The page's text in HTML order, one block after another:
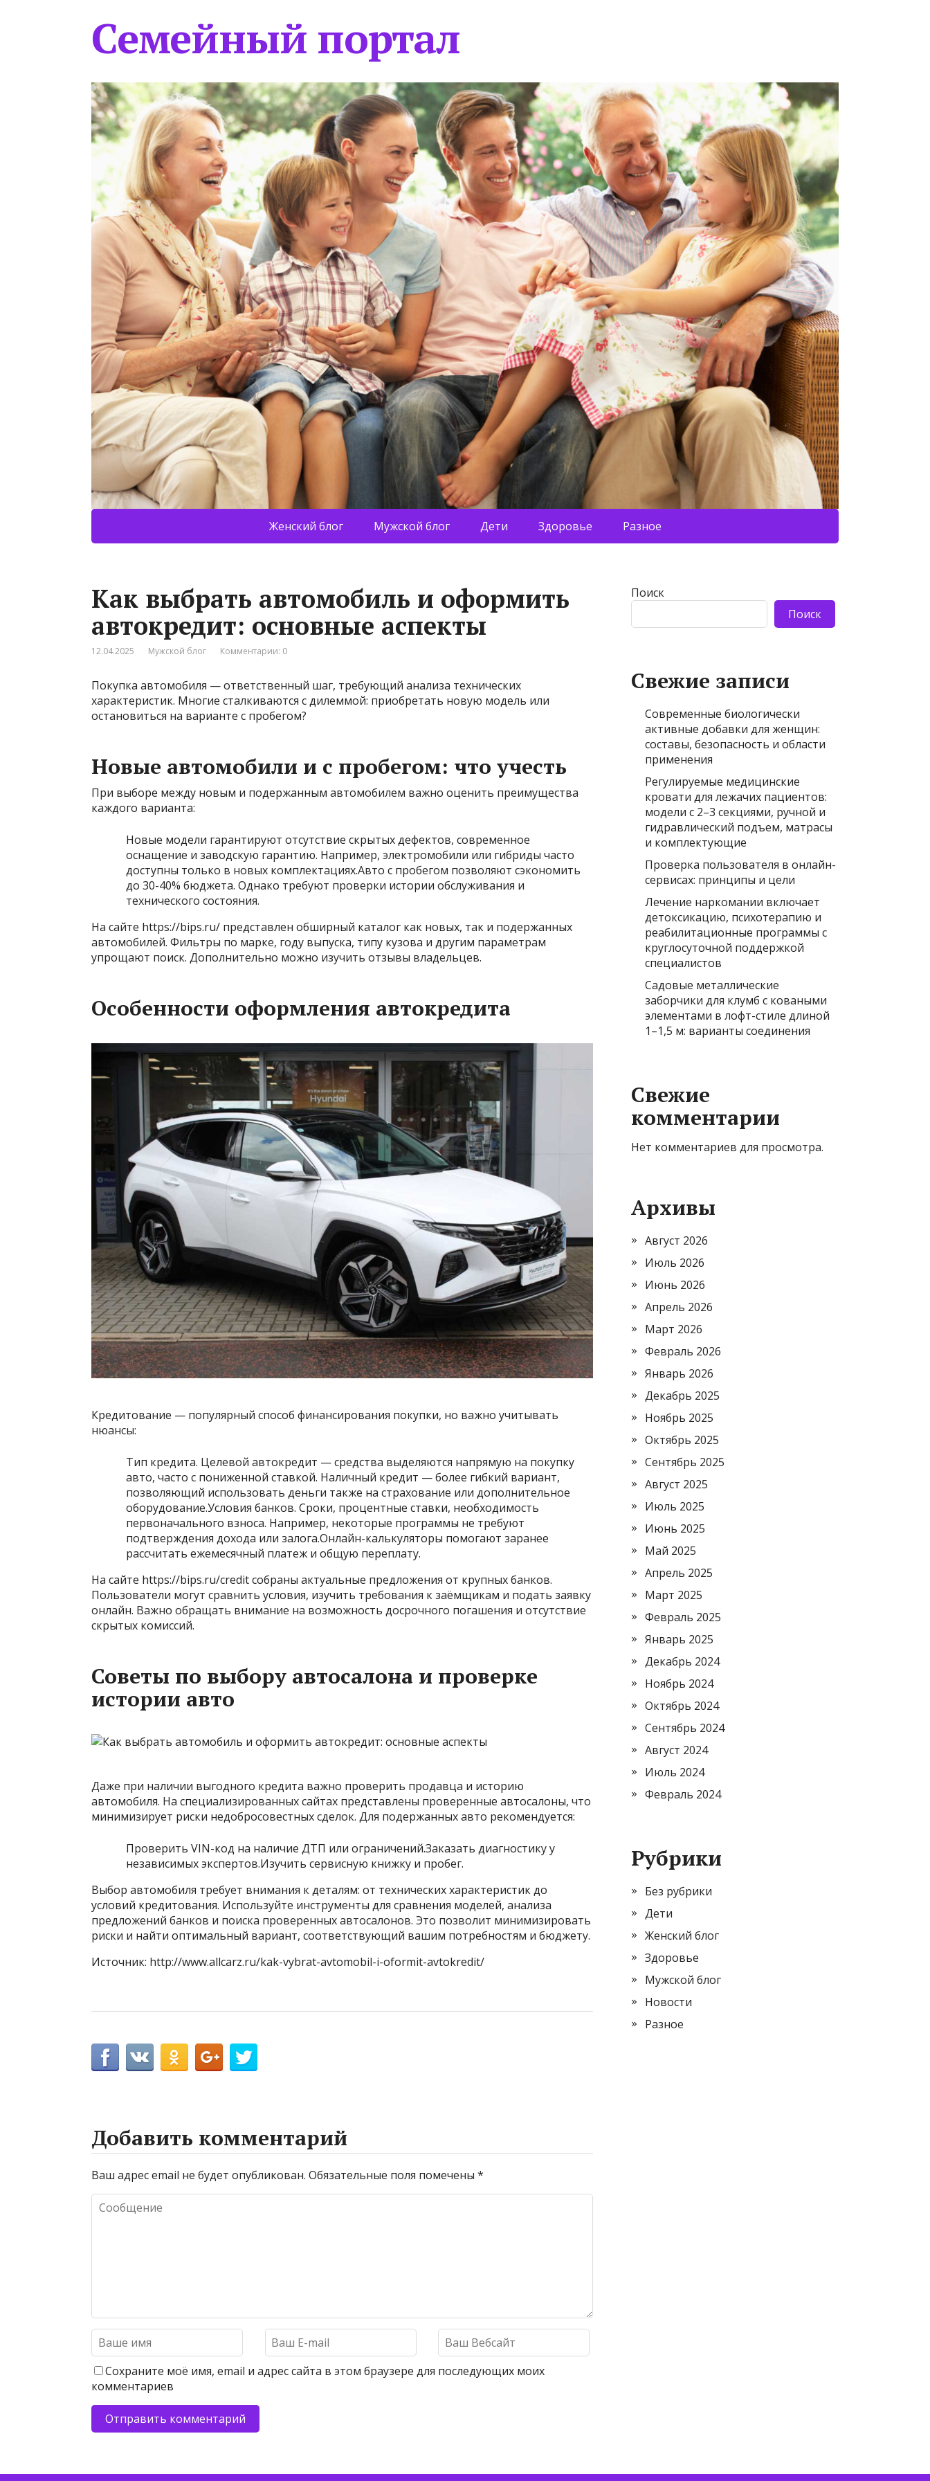
Семейный портал
Женский блог Мужской блог Дети Здоровье Разное
Как выбрать автомобиль и оформить
автокредит: основные аспекты
12.04.2025 Мужской блог Комментарии: 0
Покупка автомобиля — ответственный шаг, требующий анализа технических
характеристик. Многие сталкиваются с дилеммой: приобретать новую модель или
остановиться на варианте с пробегом?
Новые автомобили и с пробегом: что учесть
При выборе между новым и подержанным автомобилем важно оценить преимущества
каждого варианта:
Новые модели гарантируют отсутствие скрытых дефектов, современное
оснащение и заводскую гарантию. Например, электромобили или гибриды часто
доступны только в новых комплектациях.Авто с пробегом позволяют сэкономить
до 30-40% бюджета. Однако требуют проверки истории обслуживания и
технического состояния.
На сайте https://bips.ru/ представлен обширный каталог как новых, так и подержанных
автомобилей. Фильтры по марке, году выпуска, типу кузова и другим параметрам
упрощают поиск. Дополнительно можно изучить отзывы владельцев.
Особенности оформления автокредита
Кредитование — популярный способ финансирования покупки, но важно учитывать
нюансы:
Тип кредита. Целевой автокредит — средства выделяются напрямую на покупку
авто, часто с пониженной ставкой. Наличный кредит — более гибкий вариант,
позволяющий использовать деньги также на страхование или дополнительное
оборудование.Условия банков. Сроки, процентные ставки, необходимость
первоначального взноса. Например, некоторые программы не требуют
подтверждения дохода или залога.Онлайн-калькуляторы помогают заранее
рассчитать ежемесячный платеж и общую переплату.
На сайте https://bips.ru/credit собраны актуальные предложения от крупных банков.
Пользователи могут сравнить условия, изучить требования к заёмщикам и подать заявку
онлайн. Важно обращать внимание на возможность досрочного погашения и отсутствие
скрытых комиссий.
Советы по выбору автосалона и проверке
истории авто
Даже при наличии выгодного кредита важно проверить продавца и историю
автомобиля. На специализированных сайтах представлены проверенные автосалоны, что
минимизирует риски недобросовестных сделок. Для подержанных авто рекомендуется:
Проверить VIN-код на наличие ДТП или ограничений.Заказать диагностику у
независимых экспертов.Изучить сервисную книжку и пробег.
Выбор автомобиля требует внимания к деталям: от технических характеристик до
условий кредитования. Используйте инструменты для сравнения моделей, анализа
предложений банков и поиска проверенных автосалонов. Это позволит минимизировать
риски и найти оптимальный вариант, соответствующий вашим потребностям и бюджету.
Источник: http://www.allcarz.ru/kak-vybrat-avtomobil-i-oformit-avtokredit/
Добавить комментарий
Ваш адрес email не будет опубликован. Обязательные поля помечены *
Сохраните моё имя, email и адрес сайта в этом браузере для последующих моих
комментариев
Поиск
Поиск
Свежие записи
Современные биологически
активные добавки для женщин:
составы, безопасность и области
применения
Регулируемые медицинские
кровати для лежачих пациентов:
модели с 2–3 секциями, ручной и
гидравлический подъем, матрасы
и комплектующие
Проверка пользователя в онлайн-
сервисах: принципы и цели
Лечение наркомании включает
детоксикацию, психотерапию и
реабилитационные программы с
круглосуточной поддержкой
специалистов
Садовые металлические
заборчики для клумб с коваными
элементами в лофт-стиле длиной
1–1,5 м: варианты соединения
Свежие
комментарии
Нет комментариев для просмотра.
Архивы
Август 2026
Июль 2026
Июнь 2026
Апрель 2026
Март 2026
Февраль 2026
Январь 2026
Декабрь 2025
Ноябрь 2025
Октябрь 2025
Сентябрь 2025
Август 2025
Июль 2025
Июнь 2025
Май 2025
Апрель 2025
Март 2025
Февраль 2025
Январь 2025
Декабрь 2024
Ноябрь 2024
Октябрь 2024
Сентябрь 2024
Август 2024
Июль 2024
Февраль 2024
Рубрики
Без рубрики
Дети
Женский блог
Здоровье
Мужской блог
Новости
Разное